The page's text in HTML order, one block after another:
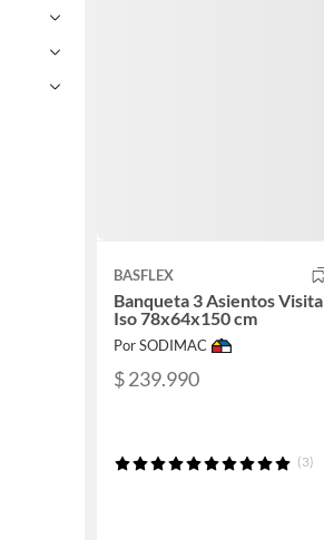
BASFLEX
Banqueta 3 Asientos Visita
Iso 78x64x150 cm
Por SODIMAC
$ 239.990
(3)